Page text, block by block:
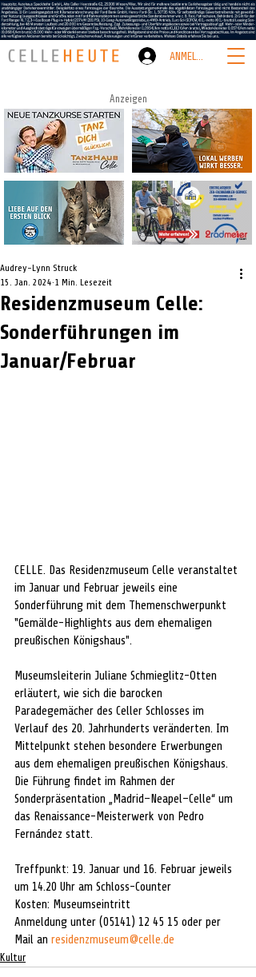
ANMELDEN
Anzeigen
Residenzmuseum Celle:
Sonderführungen im
Januar/Februar
Audrey-Lynn Struck
15. Jan. 2024 1 Min. Lesezeit
CELLE. Das Residenzmuseum Celle veranstaltet
im Januar und Februar jeweils eine
Sonderführung mit dem Themenschwerpunkt
"Gemälde-Highlights aus dem ehemaligen
preußischen Königshaus".
Museumsleiterin Juliane Schmieglitz-Otten
erläutert, wie sich die barocken
Paradegemächer des Celler Schlosses im
Verlauf des 20. Jahrhunderts veränderten. Im
Mittelpunkt stehen besondere Erwerbungen
aus dem ehemaligen preußischen Königshaus.
Die Führung findet im Rahmen der
Sonderpräsentation „Madrid–Neapel–Celle“ um
das Renaissance-Meisterwerk von Pedro
Fernández statt.
Treffpunkt: 19. Januar und 16. Februar jeweils
um 14.20 Uhr am Schloss-Counter
Kosten: Museumseintritt
Anmeldung unter (05141) 12 45 15 oder per
Mail an residenzmuseum@celle.de
Kultur